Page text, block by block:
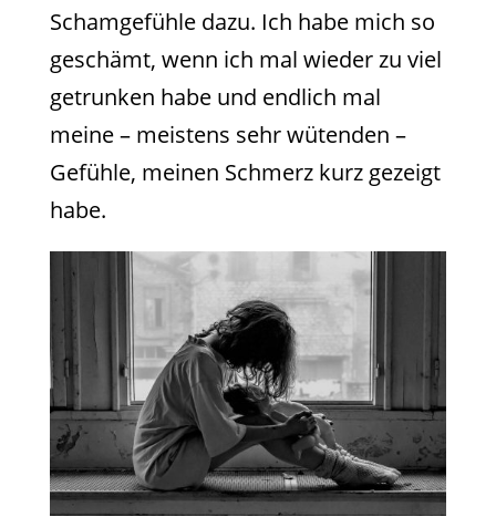
Schamgefühle dazu. Ich habe mich so
geschämt, wenn ich mal wieder zu viel
getrunken habe und endlich mal
meine – meistens sehr wütenden –
Gefühle, meinen Schmerz kurz gezeigt
habe.